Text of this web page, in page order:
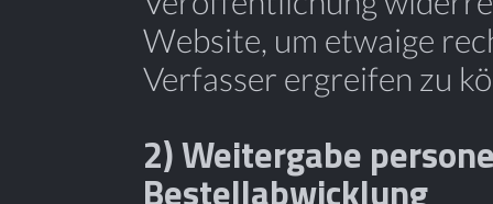
Website, um etwaige
Verfasser ergreifen zu
2) Weitergabe
Bestellabwicklung